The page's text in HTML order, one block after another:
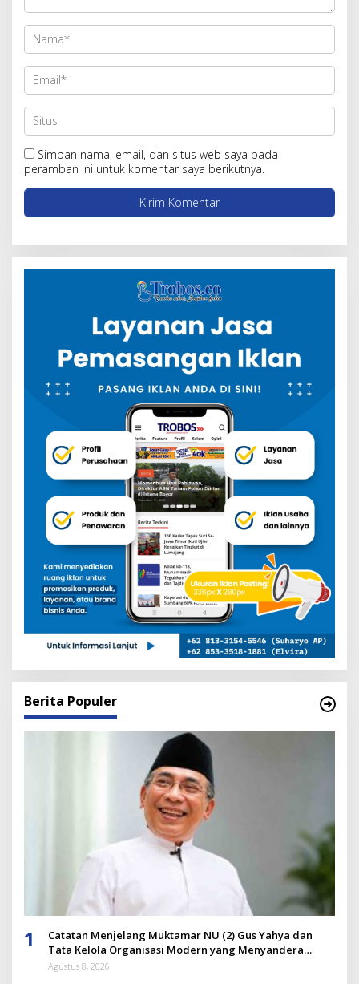
Simpan nama, email, dan situs web saya pada
peramban ini untuk komentar saya berikutnya.
Berita Populer
1
Catatan Menjelang Muktamar NU (2) Gus Yahya dan
Tata Kelola Organisasi Modern yang Menyandera
Dirinya
Agustus 8, 2026